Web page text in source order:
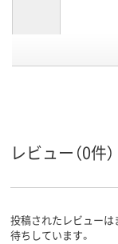
（チャッ
＋（チャッ
カラーグ
クリア(透
商品環境
スコア
レビュー（0件）
投稿されたレビュー
待ちしています。